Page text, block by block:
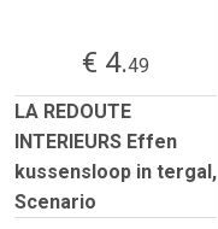
€ 4.49
LA REDOUTE
INTERIEURS Effen
kussensloop in tergal,
Scenario